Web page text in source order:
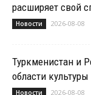
расширяет свой
Новости 2026-08-08
Туркменистан и
области культуры
Новости 2026-08-08